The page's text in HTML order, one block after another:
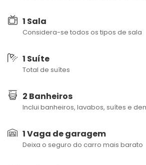
1 Sala
Considera-se todos os tipos de sala
1 Suíte
Total de suítes
2 Banheiros
Inclui banheiros, lavabos, suítes e
1 Vaga de garagem
Deixa o seguro do carro mais barato